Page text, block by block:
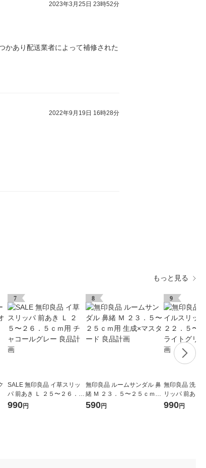
2023年3月25日 23時52分
かあり配送業者によって補修された
2022年9月19日 16時28分
もっと見る
7
SALE 無印良品 イ草スリッ
パ 前あき Ｌ ２５〜２６．５
ｃｍ用 チャコールグレー 良
990円
8
無印良品 ルームサンダル 鼻
緒 Ｍ ２３．５〜２５ｃｍ用
生成×マスタード 良品計画
590円
9
無印良品 洗え
リッパ 前あき
２５ｃｍ用 ラ
990円